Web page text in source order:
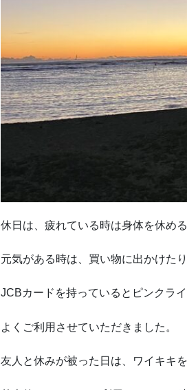
休日は、疲れている時は身体を休め
元気がある時は、買い物に出かけたり
JCBカードを持っていると ピンクラ
よくご利用させていただきました。
友人と休みが被った日は、ワイキキ